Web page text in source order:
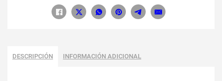
DESCRIPCIÓN INFORMACIÓN ADICIONAL